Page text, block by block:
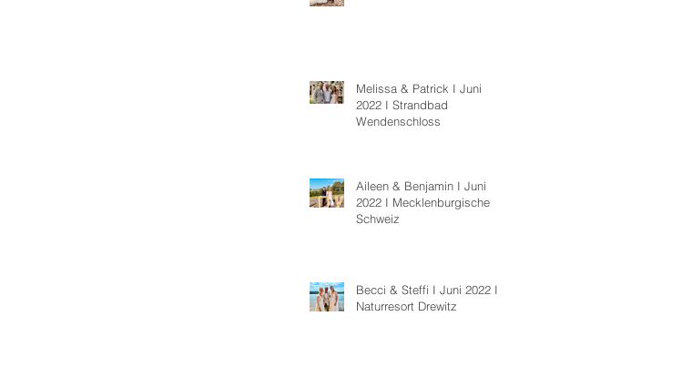
Melissa & Patrick I Juni
2022 I Strandbad
Wendenschloss
Aileen & Benjamin I Juni
2022 I Mecklenburgische
Schweiz
Becci & Steffi I Juni 2022 I
Naturresort Drewitz